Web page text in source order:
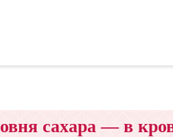
сахара — в